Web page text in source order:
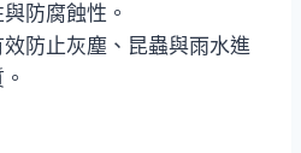
防腐蝕性。
防止灰塵、昆蟲與雨水進